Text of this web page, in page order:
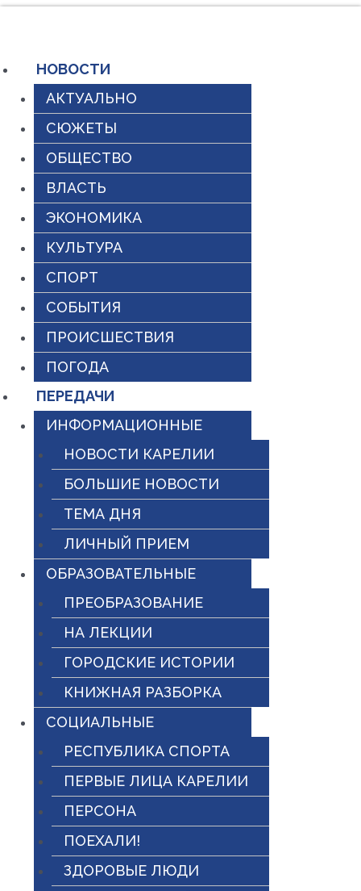
содержимому
НОВОСТИ
АКТУАЛЬНО
СЮЖЕТЫ
ОБЩЕСТВО
ВЛАСТЬ
ЭКОНОМИКА
КУЛЬТУРА
СПОРТ
СОБЫТИЯ
ПРОИСШЕСТВИЯ
ПОГОДА
ПЕРЕДАЧИ
ИНФОРМАЦИОННЫЕ
НОВОСТИ КАРЕЛИИ
БОЛЬШИЕ НОВОСТИ
ТЕМА ДНЯ
ЛИЧНЫЙ ПРИЕМ
ОБРАЗОВАТЕЛЬНЫЕ
ПРЕОБРАЗОВАНИЕ
НА ЛЕКЦИИ
ГОРОДСКИЕ ИСТОРИИ
КНИЖНАЯ РАЗБОРКА
СОЦИАЛЬНЫЕ
РЕСПУБЛИКА СПОРТА
ПЕРВЫЕ ЛИЦА КАРЕЛИИ
ПЕРСОНА
ПОЕХАЛИ!
ЗДОРОВЫЕ ЛЮДИ